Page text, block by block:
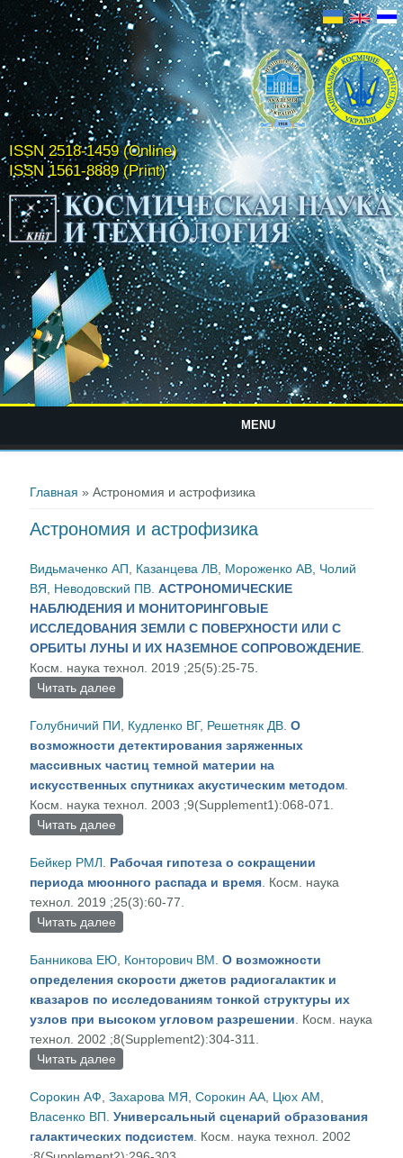
ISSN 2518-1459 (Online)
ISSN 1561-8889 (Print)
MENU
Главная » Астрономия и астрофизика
Астрономия и астрофизика
Видьмаченко АП Казанцева ЛВ Мороженко АВ Чолий
ВЯ
Неводовский ПВ .АСТРОНОМИЧЕСКИЕ
НАБЛЮДЕНИЯ И МОНИТОРИНГОВЫЕ
ИССЛЕДОВАНИЯ ЗЕМЛИ С ПОВЕРХНОСТИ ИЛИ С
ОРБИТЫ ЛУНЫ И ИХ НАЗЕМНОЕ СОПРОВОЖДЕНИЕ
Косм. наука технол. 2019 ;25(5):25-75.
Читать далее
С ПОВЕРХНОСТИ ИЛИ С ОРБИТЫ ЛУНЫ И ИХ
НАЗЕМНОЕ СОПРОВОЖДЕНИЕ
Голубничий ПИ Кудленко ВГ, Решетняк ДВ .О
возможности детектирования заряженных
массивных частиц темной материи на
искусственных спутниках акустическим методом
Косм. наука технол. 2003 ;9(Supplement1):068-071.
Читать далее
искусственных спутниках акустическим
методом
Бейкер РМЛ
Рабочая гипотеза о сокращении
периода мюонного распада и время . Косм. наука
технол. 2019 ;25(3):60-77.
Читать далее
Банникова ЕЮ Конторович ВM .О возможности
определения скорости джетов радиогалактик и
квазаров по исследованиям тонкой структуры их
узлов при высоком угловом разрешении . Косм. наука
технол. 2002 ;8(Supplement2):304-311.
Читать далее
тонкой структуры их узлов при высоком угловом
разрешении
Сорокин АФ ,Захарова МЯ ,Сорокин АА Цюх AM
Власенко ВП .Универсальный сценарий образования
галактических подсистем . Косм. наука технол. 2002